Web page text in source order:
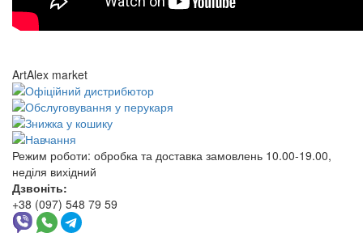
ArtAlex market
Режим роботи: обробка та доставка замовлень 10.00-19.00,
неділя вихідний
Дзвоніть:
+38 (097) 548 79 59